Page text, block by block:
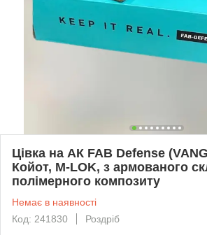
Цівка на АК FAB Defense
Койот, M-LOK, з армованого
полімерного композиту
Немає в наявності
Код: 241830
Роздріб